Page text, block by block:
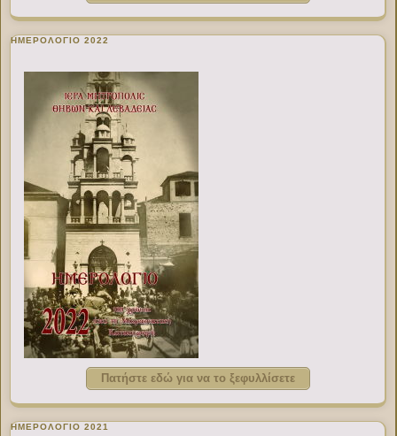
ΗΜΕΡΟΛΟΓΙΟ 2022
Πατήστε εδώ για να το ξεφυλλίσετε
ΗΜΕΡΟΛΟΓΙΟ 2021